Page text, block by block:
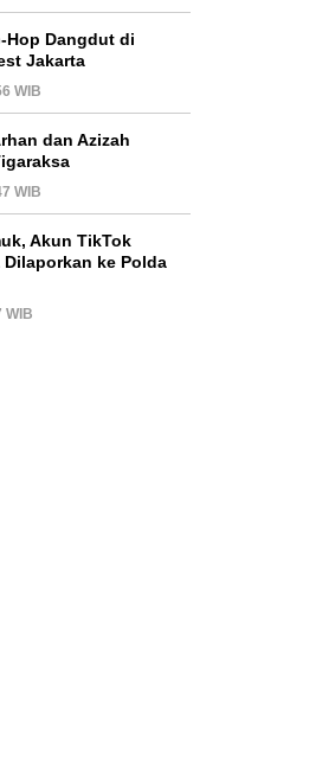
Hop Dangdut di
Jakarta
WIB
dan Azizah
WIB
Akun TikTok
ke Polda
WIB